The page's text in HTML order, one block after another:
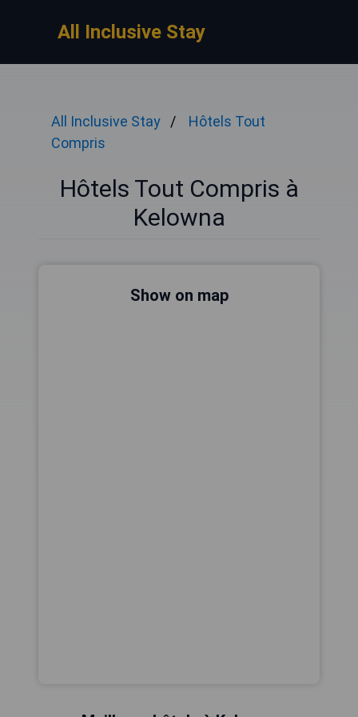
All Inclusive Stay
All Inclusive Stay
Hôtels Tout
Compris
Hôtels Tout Compris à
Kelowna
Show on map